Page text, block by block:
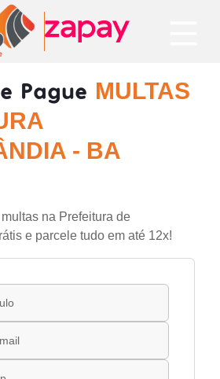
Pague MULTAS
- BA
na Prefeitura de
e parcele tudo em até 12x!